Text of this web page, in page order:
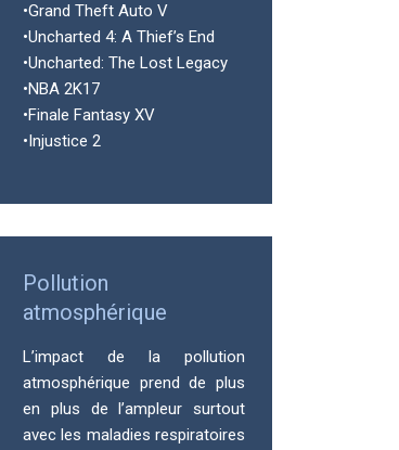
•Grand Theft Auto V
•Uncharted 4: A Thief’s End
•Uncharted: The Lost Legacy
•NBA 2K17
•Finale Fantasy XV
•Injustice 2
Pollution
atmosphérique
L’impact de la pollution
atmosphérique prend de plus
en plus de l’ampleur surtout
avec les maladies respiratoires